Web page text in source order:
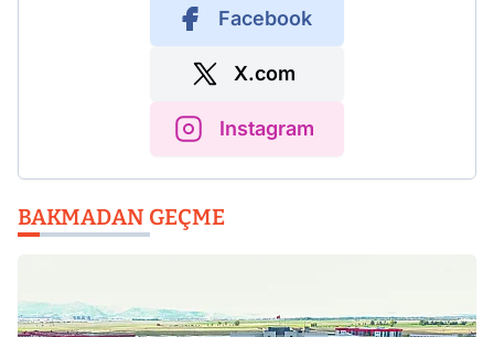
Facebook
X.com
Instagram
BAKMADAN GEÇME